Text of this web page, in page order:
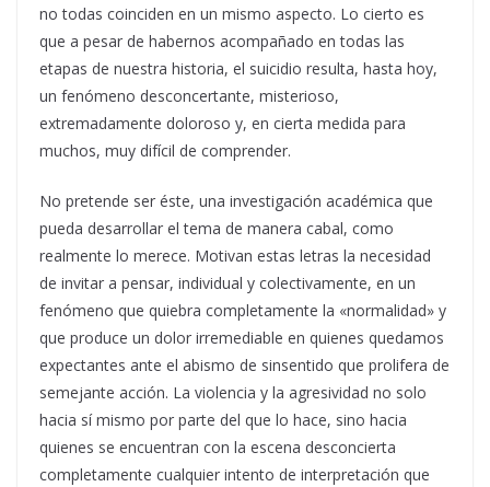
no todas coinciden en un mismo aspecto. Lo cierto es
que a pesar de habernos acompañado en todas las
etapas de nuestra historia, el suicidio resulta, hasta hoy,
un fenómeno desconcertante, misterioso,
extremadamente doloroso y, en cierta medida para
muchos, muy difícil de comprender.
No pretende ser éste, una investigación académica que
pueda desarrollar el tema de manera cabal, como
realmente lo merece. Motivan estas letras la necesidad
de invitar a pensar, individual y colectivamente, en un
fenómeno que quiebra completamente la «normalidad» y
que produce un dolor irremediable en quienes quedamos
expectantes ante el abismo de sinsentido que prolifera de
semejante acción. La violencia y la agresividad no solo
hacia sí mismo por parte del que lo hace, sino hacia
quienes se encuentran con la escena desconcierta
completamente cualquier intento de interpretación que